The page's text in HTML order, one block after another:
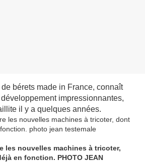
bérets made in France, connaît
impressionnantes,
il y a quelques années.
les nouvelles machines à tricoter,
en fonction. PHOTO JEAN